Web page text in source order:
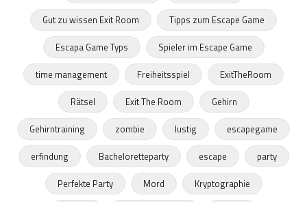
Gut zu wissen Exit Room
Tipps zum Escape Game
Escapa Game Typs
Spieler im Escape Game
time management
Freiheitsspiel
ExitTheRoom
Rätsel
Exit The Room
Gehirn
Gehirntraining
zombie lustig
escapegame
erfindung
Bacheloretteparty escape
party
Perfekte Party
Mord
Kryptographie